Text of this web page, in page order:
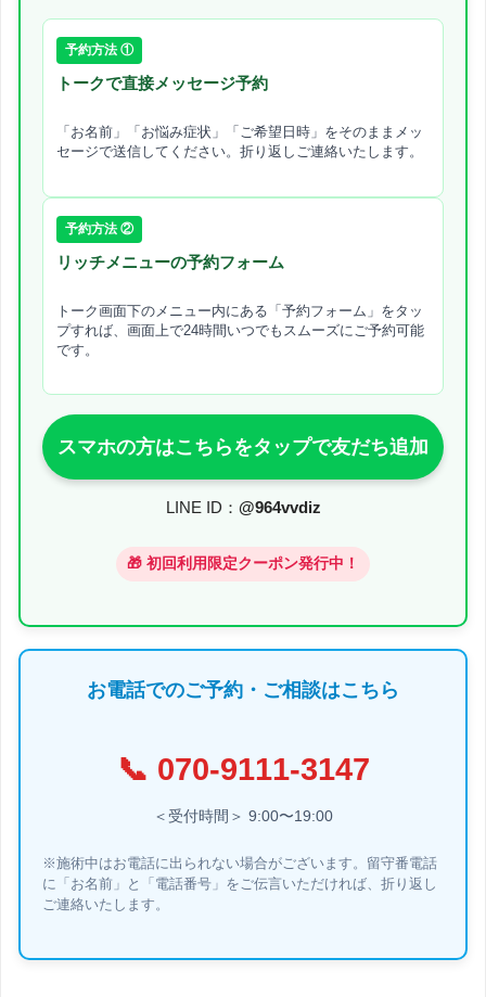
予約方法 ①
トークで直接メッセージ予約
「お名前」「お悩み症状」「ご希望日時」をそのままメッ
セージで送信してください。折り返しご連絡いたします。
予約方法 ②
リッチメニューの予約フォーム
トーク画面下のメニュー内にある「予約フォーム」をタッ
プすれば、画面上で24時間いつでもスムーズにご予約可能
です。
スマホの方はこちらをタップで友だち追加
LINE ID： @964vvdiz
🎁 初回利用限定クーポン発行中！
お電話でのご予約・ご相談はこちら
📞 070-9111-3147
＜受付時間＞ 9:00〜19:00
※施術中はお電話に出られない場合がございます。留守番電話
に「お名前」と「電話番号」をご伝言いただければ、折り返し
ご連絡いたします。